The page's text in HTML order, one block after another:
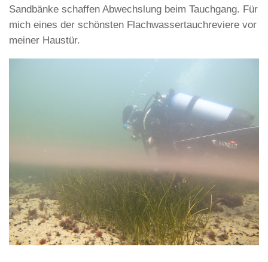
Sandbänke schaffen Abwechslung beim Tauchgang. Für
mich eines der schönsten Flachwassertauchreviere vor
meiner Haustür.